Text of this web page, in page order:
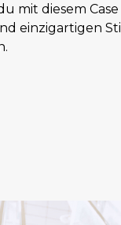
mit diesem Case
einzigartigen Stil